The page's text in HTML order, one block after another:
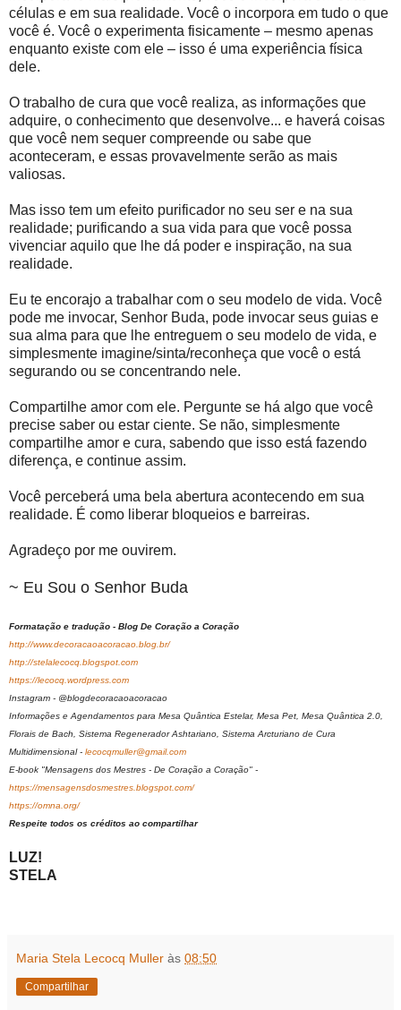
células e em sua realidade. Você o incorpora em tudo o que
você é. Você o experimenta fisicamente – mesmo apenas
enquanto existe com ele – isso é uma experiência física
dele.
O trabalho de cura que você realiza, as informações que
adquire, o conhecimento que desenvolve... e haverá coisas
que você nem sequer compreende ou sabe que
aconteceram, e essas provavelmente serão as mais
valiosas.
Mas isso tem um efeito purificador no seu ser e na sua
realidade; purificando a sua vida para que você possa
vivenciar aquilo que lhe dá poder e inspiração, na sua
realidade.
Eu te encorajo a trabalhar com o seu modelo de vida. Você
pode me invocar, Senhor Buda, pode invocar seus guias e
sua alma para que lhe entreguem o seu modelo de vida, e
simplesmente imagine/sinta/reconheça que você o está
segurando ou se concentrando nele.
Compartilhe amor com ele. Pergunte se há algo que você
precise saber ou estar ciente. Se não, simplesmente
compartilhe amor e cura, sabendo que isso está fazendo
diferença, e continue assim.
Você perceberá uma bela abertura acontecendo em sua
realidade. É como liberar bloqueios e barreiras.
Agradeço por me ouvirem.
~ Eu Sou o Senhor Buda
Formatação e tradução - Blog De Coração a Coração
http://www.decoracaoacoracao.blog.br/
http://stelalecocq.blogspot.com
https://lecocq.wordpress.com
Instagram - @blogdecoracaoacoracao
Informações e Agendamentos para Mesa Quântica Estelar, Mesa Pet, Mesa Quântica 2.0,
Florais de Bach, Sistema Regenerador Ashtariano, Sistema Arcturiano de Cura
Multidimensional - lecocqmuller@gmail.com
E-book "Mensagens dos Mestres - De Coração a Coração" -
https://mensagensdosmestres.blogspot.com/
https://omna.org/
Respeite todos os créditos ao compartilhar
LUZ!
STELA
Maria Stela Lecocq Muller às 08:50
Compartilhar